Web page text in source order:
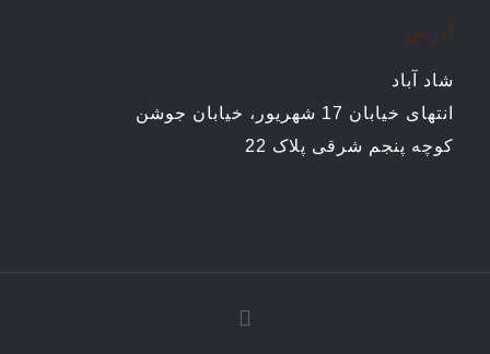
آدرس
شاد آباد
انتهای خیابان 17 شهریور، خیابان جوشن
کوچه پنجم شرقی پلاک 22